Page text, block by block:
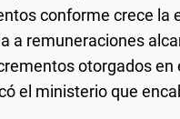
conforme crece la
a remuneraciones
otorgados
el ministerio que